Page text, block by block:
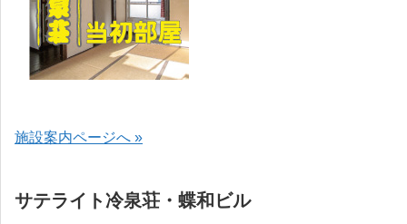
施設案内ページへ »
サテライト冷泉荘・蝶和ビル